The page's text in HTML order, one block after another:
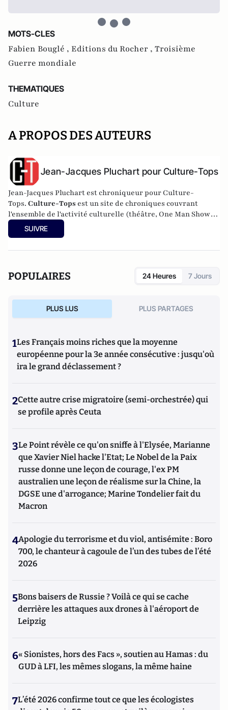
MOTS-CLES
Fabien Bouglé , Editions du Rocher , Troisième
Guerre mondiale
THEMATIQUES
Culture
A PROPOS DES AUTEURS
Jean-Jacques Pluchart pour Culture-Tops
Jean-Jacques Pluchart est chroniqueur pour Culture-
Tops. Culture-Tops est un site de chroniques couvrant
l'ensemble de l'activité culturelle (théâtre, One Man Shows,
opéras, ballets, spectacles divers, cinéma, expos, livres,
etc.).
SUIVRE
POPULAIRES 24 Heures 7 Jours
PLUS LUS PLUS PARTAGES
1Les Français moins riches que la moyenne
européenne pour la 3e année consécutive : jusqu'où
ira le grand déclassement ?
2Cette autre crise migratoire (semi-orchestrée) qui
se profile après Ceuta
3Le Point révèle ce qu'on sniffe à l'Elysée, Marianne
que Xavier Niel hacke l'Etat; Le Nobel de la Paix
russe donne une leçon de courage, l'ex PM
australien une leçon de réalisme sur la Chine, la
DGSE une d'arrogance; Marine Tondelier fait du
Macron
4Apologie du terrorisme et du viol, antisémite : Boro
700, le chanteur à cagoule de l’un des tubes de l’été
2026
5Bons baisers de Russie ? Voilà ce qui se cache
derrière les attaques aux drones à l'aéroport de
Leipzig
6« Sionistes, hors des Facs », soutien au Hamas : du
GUD à LFI, les mêmes slogans, la même haine
7L’été 2026 confirme tout ce que les écologistes